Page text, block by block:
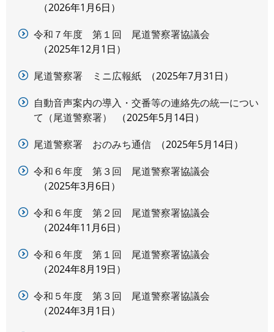
2026年1月6日
令和７年度 第１回 尾道警察署協議会
2025年12月1日
尾道警察署 ミニ広報紙
2025年7月31日
自動音声案内の導入・交番等の連絡先の統一につい
て（尾道警察署）
2025年5月14日
尾道警察署 おのみち通信
2025年5月14日
令和６年度 第３回 尾道警察署協議会
2025年3月6日
令和６年度 第２回 尾道警察署協議会
2024年11月6日
令和６年度 第１回 尾道警察署協議会
2024年8月19日
令和５年度 第３回 尾道警察署協議会
2024年3月1日